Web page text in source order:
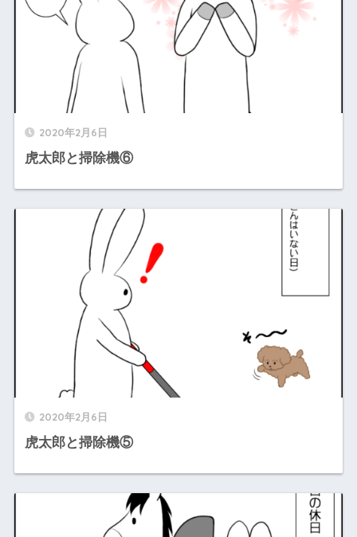
2020年2月6日
虎太郎と掃除機⑥
2020年2月6日
虎太郎と掃除機⑤